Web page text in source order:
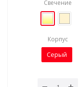
Свечение
Корпус
Серый